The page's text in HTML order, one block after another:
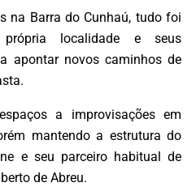
na Barra do Cunhaú, tudo foi
localidade e seus
apontar novos caminhos de
a improvisações em
mantendo a estrutura do
e seu parceiro habitual de
de Abreu.